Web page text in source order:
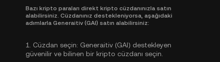
Bazı kripto paraları direkt kripto cüzdanınızla satın
alabilirsiniz. Cüzdanınız destekleniyorsa, aşağıdaki
adımlarla Generaitiv (GAI) satın alabilirsiniz:
1. Cüzdan seçin: Generaitiv (GAI) destekleyen
güvenilir ve bilinen bir kripto cüzdanı seçin.